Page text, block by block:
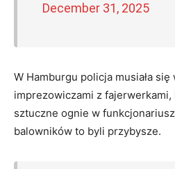
December 31, 2025
W Hamburgu policja musiała
imprezowiczami z
sztuczne ognie w
balowników to byli przybysze.